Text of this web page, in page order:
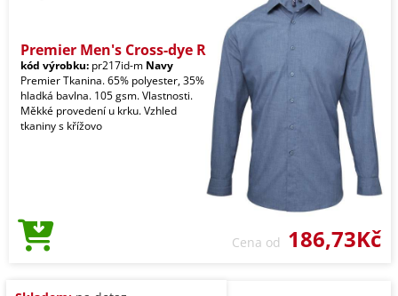
Premier Men's Cross-dye R
kód výrobku: pr217id-m Navy
Premier Tkanina. 65% polyester, 35%
hladká bavlna. 105 gsm. Vlastnosti.
Měkké provedení u krku. Vzhled
tkaniny s křížovo
Cena od 186,73Kč